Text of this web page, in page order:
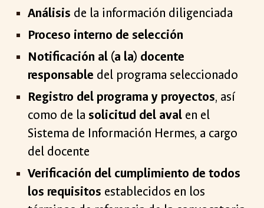
Análisis de la información diligenciada
Proceso interno de selección
Notificación al (a la) docente
responsable del programa seleccionado
Registro del programa y proyectos, así
como de la solicitud del aval en el
Sistema de Información Hermes, a cargo
del docente
Verificación del cumplimiento de todos
los requisitos establecidos en los